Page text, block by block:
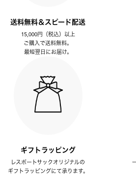
送料無料＆スピード配送
15,000円（税込）以上
ご購入で送料無料。
最短翌日にお届け。
ギフトラッピング
レスポートサックオリジナルの
ギフトラッピングにて承ります。